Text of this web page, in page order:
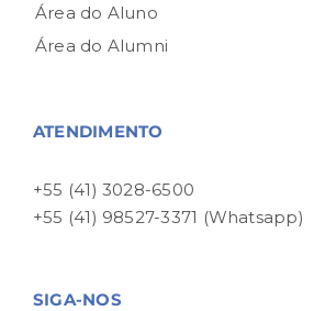
Área do Aluno
Área do Alumni
ATENDIMENTO
+55 (41) 3028-6500
+55 (41) 98527-3371 (Whatsapp)
SIGA-NOS